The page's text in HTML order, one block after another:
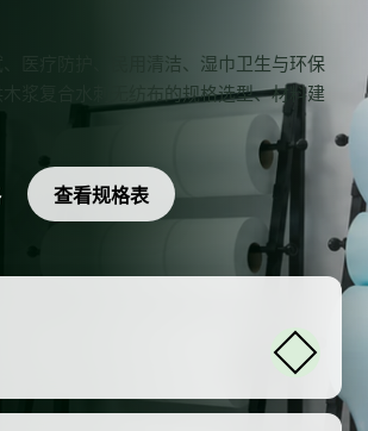
医疗防护、民用清洁、湿巾卫生与环保
浆复合水刺无纺布的规格选型、材料建
查看规格表